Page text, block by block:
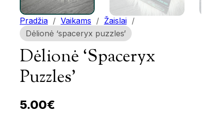
Pradžia / Vaikams / Žaislai /
Dėlionė ‘spaceryx puzzles’
Dėlionė ‘spaceryx
Puzzles’
5.00€